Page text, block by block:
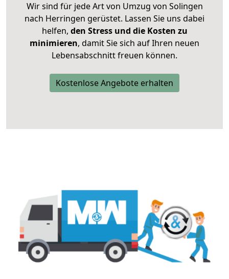
Wir sind für jede Art von Umzug von Solingen
nach Herringen gerüstet. Lassen Sie uns dabei
helfen, den Stress und die Kosten zu
minimieren, damit Sie sich auf Ihren neuen
Lebensabschnitt freuen können.
Kostenlose Angebote erhalten